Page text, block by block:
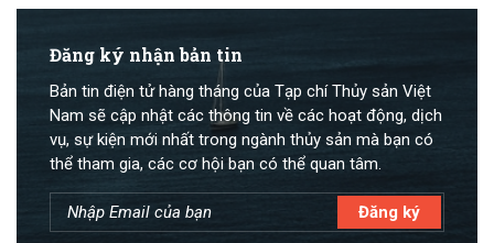
Đăng ký nhận bản tin
Bản tin điện tử hàng tháng của Tạp chí Thủy sản Việt
Nam sẽ cập nhật các thông tin về các hoạt động, dịch
vụ, sự kiện mới nhất trong ngành thủy sản mà bạn có
thể tham gia, các cơ hội bạn có thể quan tâm.